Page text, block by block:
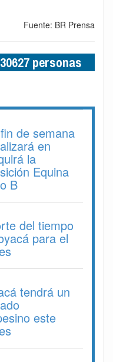
Fuente: BR Prensa
personas
de semana
en
la
Equina
B
del tiempo
para el
tendrá un
este